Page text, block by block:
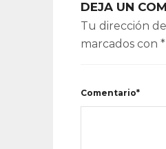
DEJA UN
Tu dirección
marcados con *
Comentario*